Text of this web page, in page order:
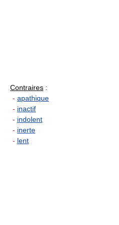
Contraires :
- apathique
- inactif
- indolent
- inerte
- lent